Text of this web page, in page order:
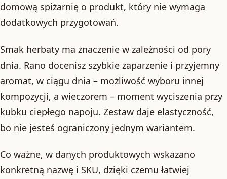
domową spiżarnię o produkt, który nie wymaga
dodatkowych przygotowań.
Smak herbaty ma znaczenie w zależności od pory
dnia. Rano docenisz szybkie zaparzenie i przyjemny
aromat, w ciągu dnia – możliwość wyboru innej
kompozycji, a wieczorem – moment wyciszenia przy
kubku ciepłego napoju. Zestaw daje elastyczność,
bo nie jesteś ograniczony jednym wariantem.
Co ważne, w danych produktowych wskazano
konkretną nazwę i SKU, dzięki czemu łatwiej